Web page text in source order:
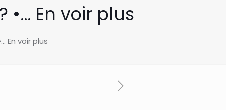
•… En voir plus
En voir plus